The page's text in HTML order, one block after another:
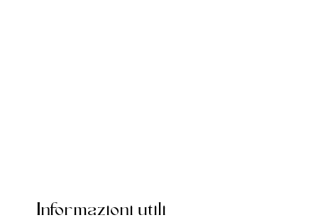
Informazioni utili